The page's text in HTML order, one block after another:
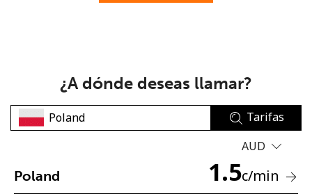
¿A dónde deseas llamar?
Tarifas
AUD
Poland 1.5c/min